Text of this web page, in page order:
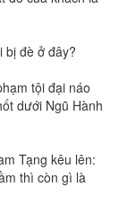
bị đè ở đây?
tội đại náo
dưới Ngũ Hành
Tạng kêu lên:
thì còn gì là